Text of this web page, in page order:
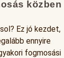
közben
Ez jó kezdet,
ennyire
fogmosási